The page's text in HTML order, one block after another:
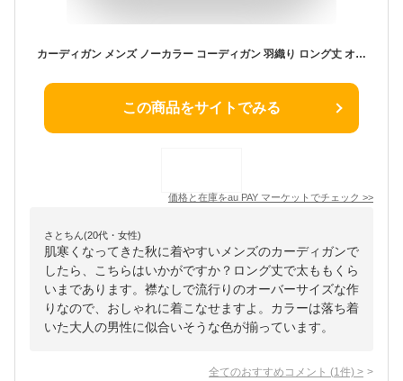
カーディガン メンズ ノーカラー コーディガン 羽織り ロング丈 オーバーサイズ 大きめ キレイめ【天竺ビッグカーディガン】 aa-1350
この商品をサイトでみる
価格と在庫をau PAY マーケット でチェック >>
さとちん(20代・女性)
肌寒くなってきた秋に着やすいメンズのカーディガンで
したら、こちらはいかがですか？ロング丈で太ももくら
いまであります。襟なしで流行りのオーバーサイズな作
りなので、おしゃれに着こなせますよ。カラーは落ち着
いた大人の男性に似合いそうな色が揃っています。
全てのおすすめコメント (1 件) >